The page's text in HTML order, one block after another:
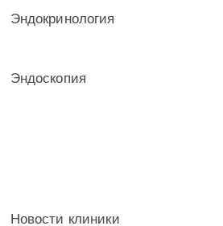
Эндокринология
Эндоскопия
Новости клиники